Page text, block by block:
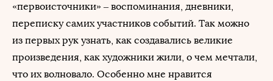
«первоисточники» – воспоминания, дневники,
переписку самих участников событий. Так можно
из первых рук узнать, как создавались великие
произведения, как художники жили, о чем мечтали,
что их волновало. Особенно мне нравится